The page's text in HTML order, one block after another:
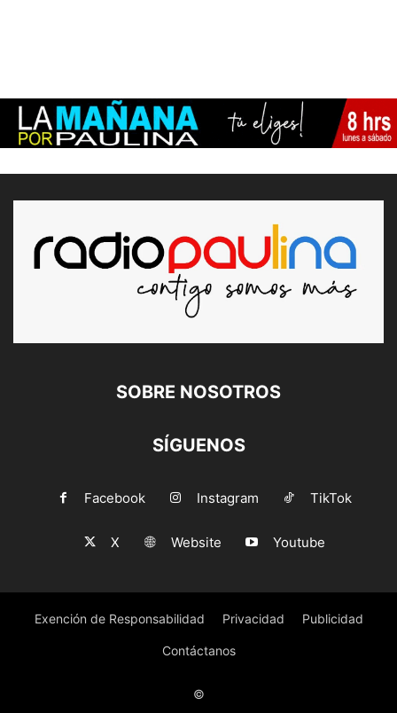
SOBRE NOSOTROS
SÍGUENOS
Facebook Instagram TikTok
X Website Youtube
Exención de Responsabilidad Privacidad Publicidad
Contáctanos
©